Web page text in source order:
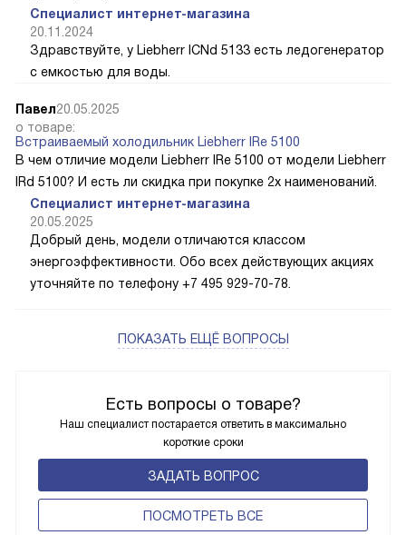
Есть вопросы о товаре?
Наш специалист постарается ответить в максимально
короткие сроки
ЗАДАТЬ ВОПРОС
ПОCМОТРЕТЬ ВСЕ
Специалист интернет-магазина
20.11.2024
Здравствуйте, у Liebherr ICNd 5133 есть ледогенератор
с емкостью для воды.
Павел20.05.2025
о товаре:
Встраиваемый холодильник Liebherr IRe 5100
В чем отличие модели Liebherr IRe 5100 от модели Liebherr
IRd 5100? И есть ли скидка при покупке 2х наименований.
Специалист интернет-магазина
20.05.2025
Добрый день, модели отличаются классом
энергоэффективности. Обо всех действующих акциях
уточняйте по телефону +7 495 929-70-78.
ПОКАЗАТЬ ЕЩЁ ВОПРОСЫ